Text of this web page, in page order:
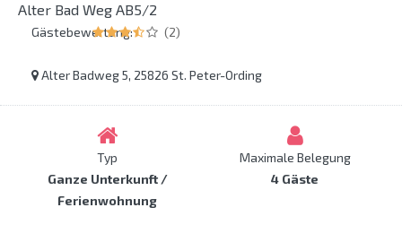
Alter Bad Weg AB5/2
Gästebewertung: (2)
Alter Badweg 5, 25826 St. Peter-Ording
Typ
Ganze Unterkunft /
Ferienwohnung
Maximale Belegung
4 Gäste